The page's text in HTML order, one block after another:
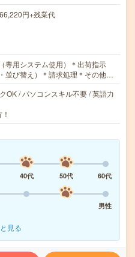
円+残業代
専用システム使用）＊出荷指示
並び替え）＊請求処理＊その他…
OK / パソコンスキル不要 / 英語力
40代 50代
60代
男性
見る